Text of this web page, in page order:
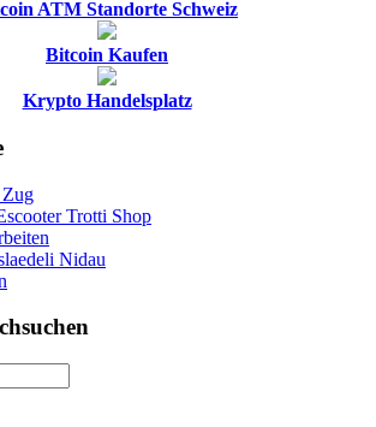
ATM Standorte Schweiz
Bitcoin Kaufen
Krypto Handelsplatz
Trotti Shop
Nidau